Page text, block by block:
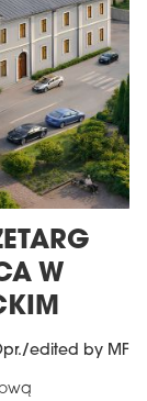
W
edited by MF